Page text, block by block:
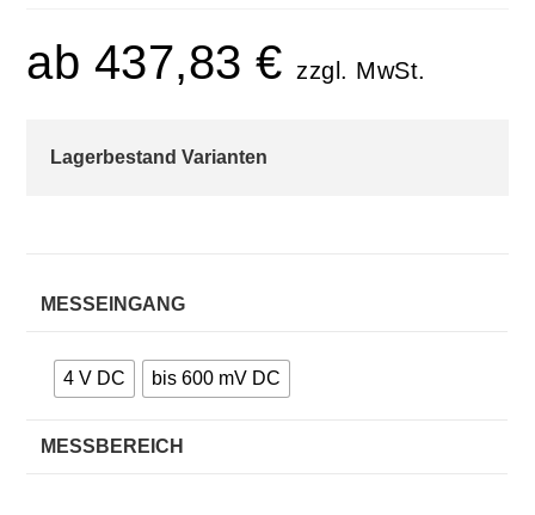
ab 437,83€ zzgl. MwSt.
Lagerbestand Varianten
MESSEINGANG
4 V DC bis 600 mV DC
MESSBEREICH